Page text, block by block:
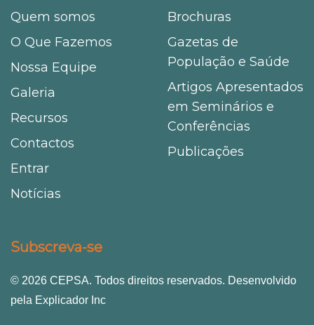
Quem somos
O Que Fazemos
Nossa Equipe
Galeria
Recursos
Contactos
Entrar
Notícias
Brochuras
Gazetas de
População e Saúde
Artigos Apresentados
em Seminários e
Conferências
Publicações
Subscreva-se
© 2026 CEPSA. Todos direitos reservados. Desenvolvido
pela Explicador Inc